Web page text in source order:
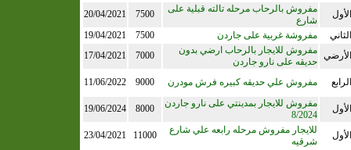
الأول
مفروش بالرحاب مرحله تالته قبلية على
شارع
7500
20/04/2021
الثاني
مفروشة غربية على جاردن 7500
19/04/2021
الأرضي
مفروش للايجار بالرحاب ارضي بدون
حديقه على نارو جاردن
7000
17/04/2021
الرابع مفروش علي حديقه كبيره فرش مودرن 9000
11/06/2022
الأول
مفروش للايجار بمدينتي على نارو جاردن
8/2024
8000
19/06/2024
الأول
للايجار مفروش مرحله رابعه علي شارع
شرقيه
11000
23/04/2021